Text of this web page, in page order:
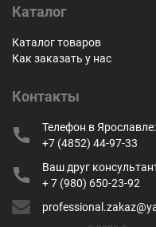
Каталог
Каталог товаров
Как заказать у нас
Контакты
Телефон в Ярославле:
+7 (4852) 44-97-33
Ваш друг
+ 7 (980) 650-23-92